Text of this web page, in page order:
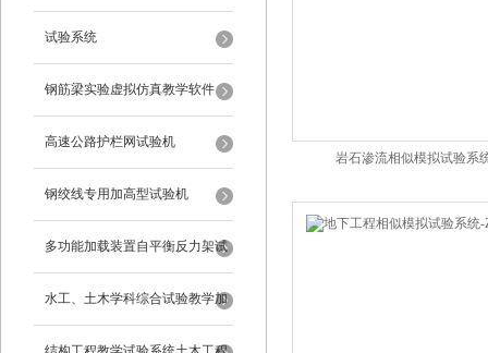
试验系统
钢筋梁实验虚拟仿真教学软件
高速公路护栏网试验机
钢绞线专用加高型试验机
多功能加载装置自平衡反力架试
验系统
水工、土木学科综合试验教学加
载系统
岩石渗流相似模拟试验系